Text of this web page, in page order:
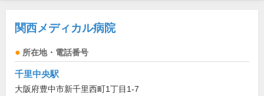
関西メディカル病院
所在地・電話番号
千里中央駅
大阪府豊中市新千里西町1丁目1-7